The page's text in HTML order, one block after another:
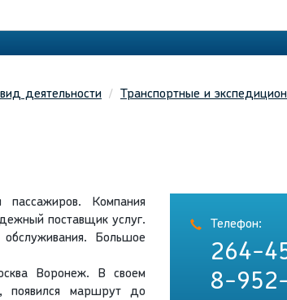
деятельности Транспортные и
Компания
поставщик услуг.
обслуживания. Большое
Воронеж. В своем
появился маршрут до
Телефон:
264-
8-